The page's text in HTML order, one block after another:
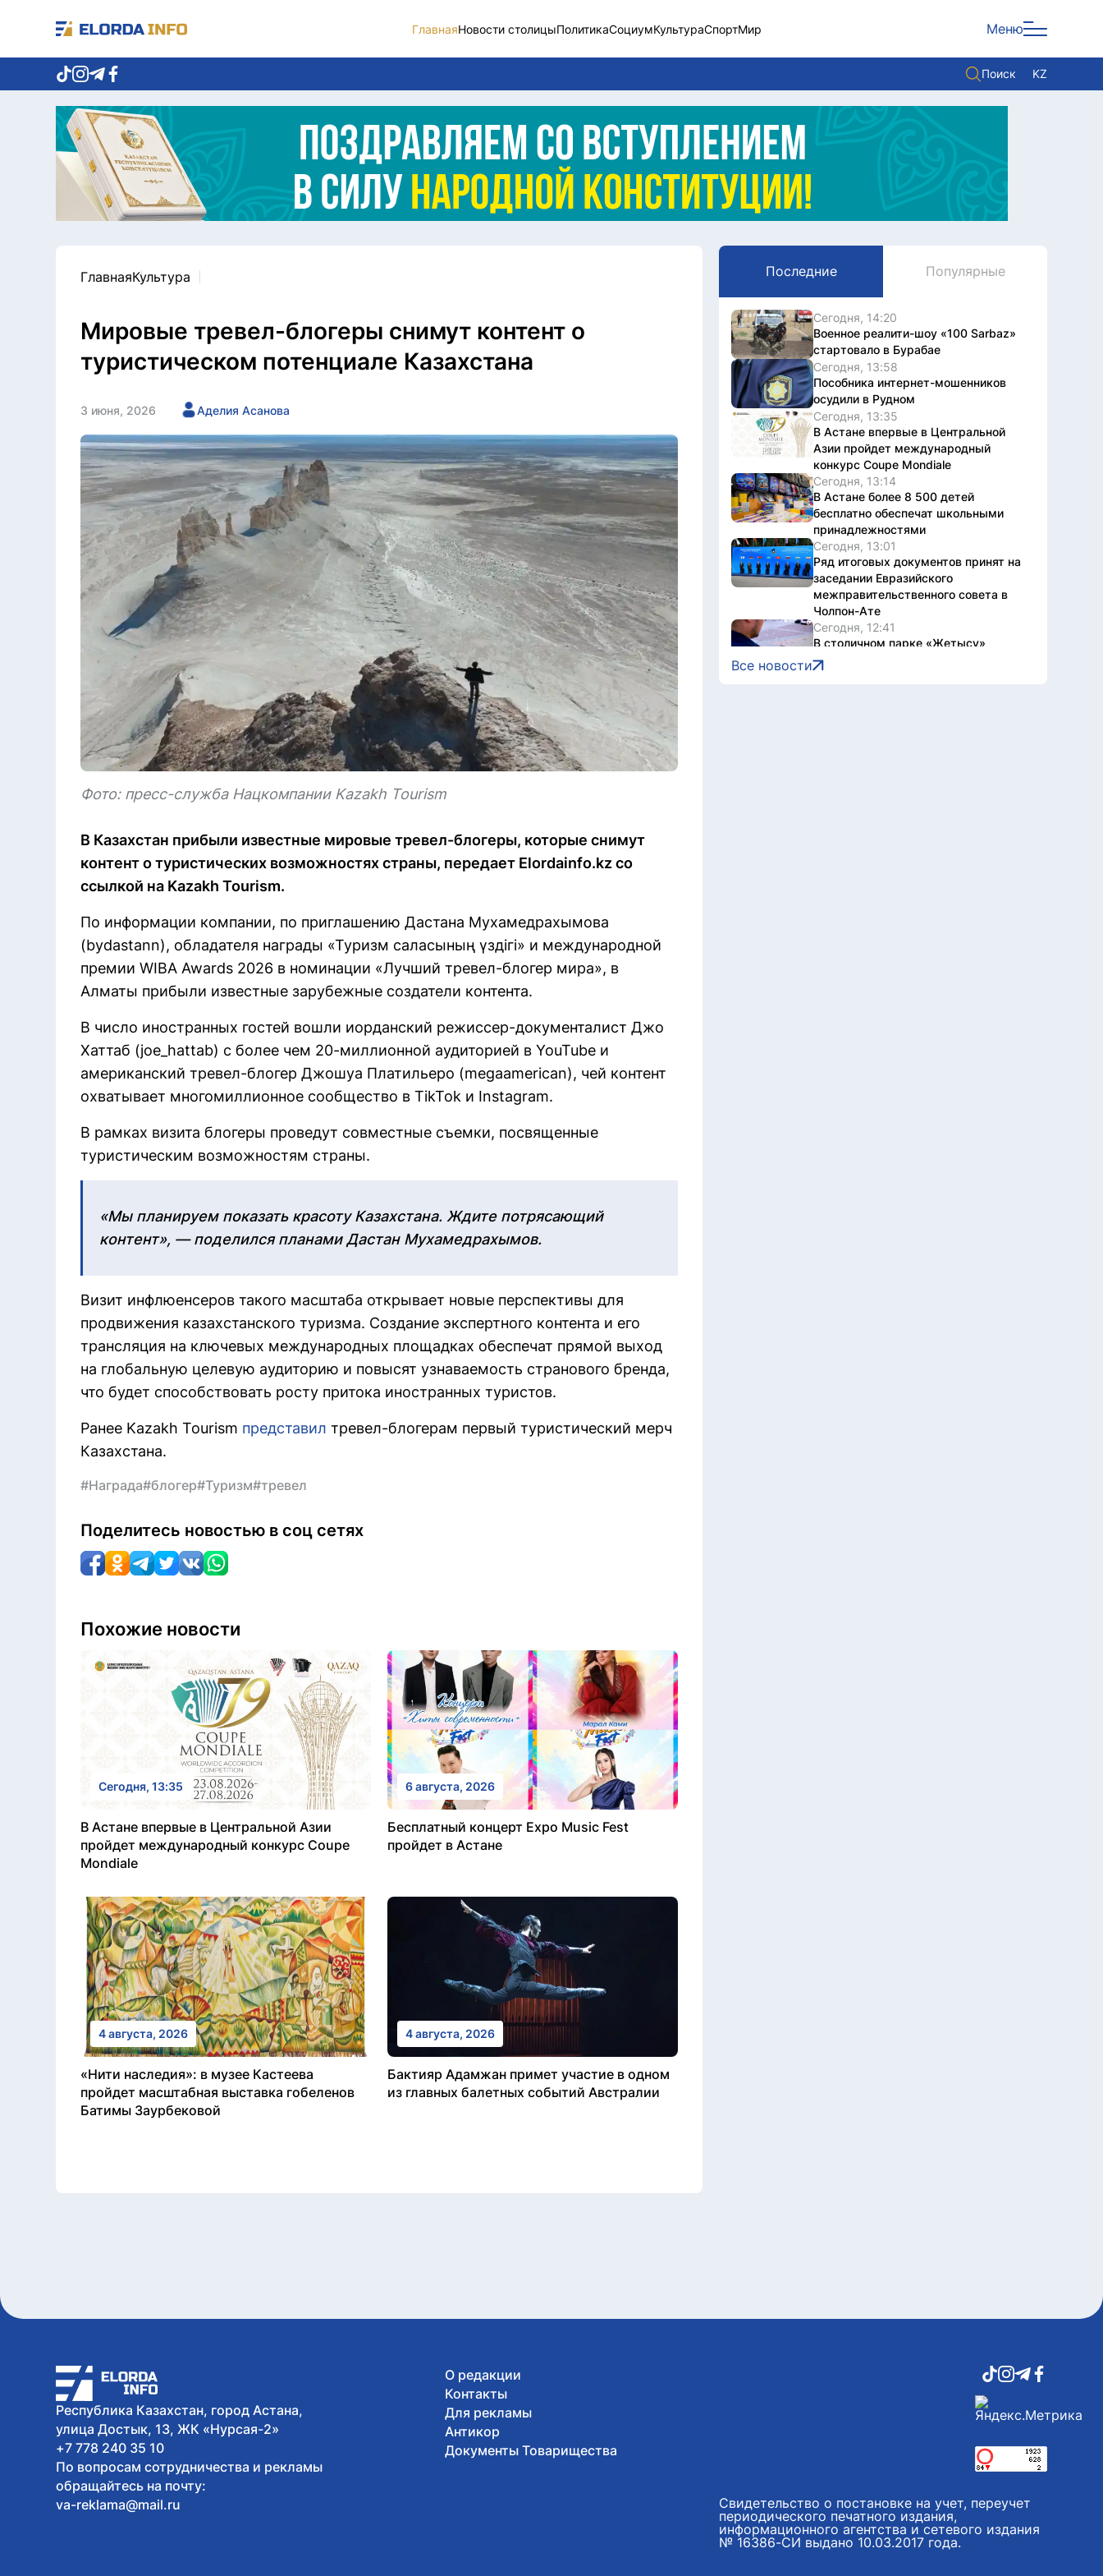
ГлавнаяНовости столицыПолитикаСоциумКультураСпортМир Меню
Поиск KZ
Новости столицы
Политика
Социум
Экономика
Спорт
Культура
Служба Комплаенс
Этический кодекс
Служу стране
ГлавнаяКультура
Мировые тревел-блогеры снимут контент о
туристическом потенциале Казахстана
3 июня, 2026 Аделия Асанова
Фото: пресс-служба Нацкомпании Kazakh Tourism
В Казахстан прибыли известные мировые тревел-блогеры, которые снимут
контент о туристических возможностях страны, передает Elordainfo.kz со
ссылкой на Kazakh Tourism.
По информации компании, по приглашению Дастана Мухамедрахымова
(bydastann), обладателя награды «Туризм саласының үздігі» и международной
премии WIBA Awards 2026 в номинации «Лучший тревел-блогер мира», в
Алматы прибыли известные зарубежные создатели контента.
В число иностранных гостей вошли иорданский режиссер-документалист Джо
Хаттаб (joe_hattab) с более чем 20-миллионной аудиторией в YouTube и
американский тревел-блогер Джошуа Платильеро (megaamerican), чей контент
охватывает многомиллионное сообщество в TikTok и Instagram.
В рамках визита блогеры проведут совместные съемки, посвященные
туристическим возможностям страны.
«Мы планируем показать красоту Казахстана. Ждите потрясающий
контент», — поделился планами Дастан Мухамедрахымов.
Визит инфлюенсеров такого масштаба открывает новые перспективы для
продвижения казахстанского туризма. Создание экспертного контента и его
трансляция на ключевых международных площадках обеспечат прямой выход
на глобальную целевую аудиторию и повысят узнаваемость странового бренда,
что будет способствовать росту притока иностранных туристов.
Ранее Kazakh Tourism представил тревел-блогерам первый туристический мерч
Казахстана.
#Награда#блогер#Туризм#тревел
Поделитесь новостью в соц сетях
Похожие новости
Сегодня, 13:35
В Астане впервые в Центральной Азии
пройдет международный конкурс Coupe
Mondiale
6 августа, 2026
Бесплатный концерт Expo Music Fest
пройдет в Астане
4 августа, 2026
«Нити наследия»: в музее Кастеева
пройдет масштабная выставка гобеленов
Батимы Заурбековой
4 августа, 2026
Бактияр Адамжан примет участие в одном
из главных балетных событий Австралии
Последние Популярные
Сегодня, 14:20
Военное реалити-шоу «100 Sarbaz»
стартовало в Бурабае
Сегодня, 13:58
Пособника интернет-мошенников
осудили в Рудном
Сегодня, 13:35
В Астане впервые в Центральной
Азии пройдет международный
конкурс Coupe Mondiale
Сегодня, 13:14
В Астане более 8 500 детей
бесплатно обеспечат школьными
принадлежностями
Сегодня, 13:01
Ряд итоговых документов принят на
заседании Евразийского
межправительственного совета в
Чолпон-Ате
Сегодня, 12:41
В столичном парке «Жетысу»
прошел рейд по профилактике
нарушений общественного порядка
Все новости
Республика Казахстан, город Астана,
улица Достык, 13, ЖК «Нурсая-2»
+7 778 240 35 10
По вопросам сотрудничества и рекламы
обращайтесь на почту:
va-reklama@mail.ru
О редакции
Контакты
Для рекламы
Антикор
Документы Товарищества
Свидетельство о постановке на учет, переучет
периодического печатного издания,
информационного агентства и сетевого издания
№ 16386-СИ выдано 10.03.2017 года.